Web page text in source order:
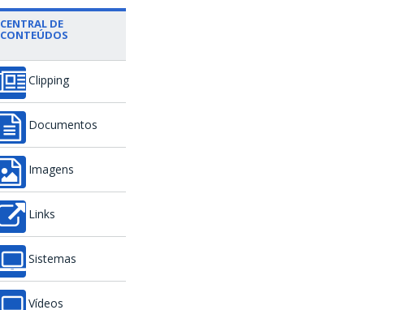
CENTRAL DE
CONTEÚDOS
Clipping
Documentos
Imagens
Links
Sistemas
Vídeos